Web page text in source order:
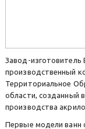
Завод-изготовитель
производственный
Территориальное
области, созданный
производства
Первые модели ванн